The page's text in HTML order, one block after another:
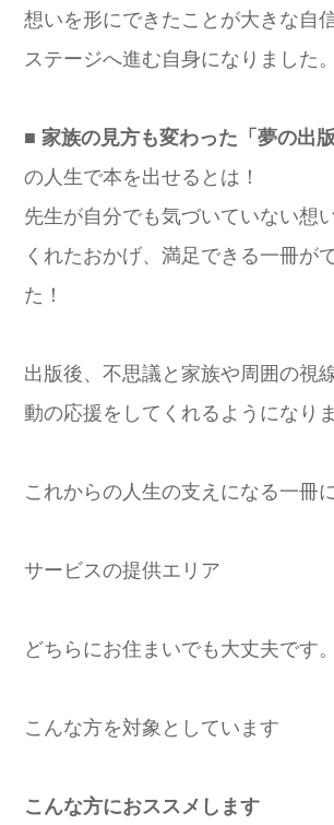
想いを形にできたことが大きな自
ステージへ進む自身になりました。
■ 家族の見方も変わった「夢の出版
の人生で本を出せるとは！
先生が自分でも気づいていない想
くれたおかげ、満足できる一冊が
た！
出版後、不思議と家族や周囲の視
動の応援をしてくれるようになりま
これからの人生の支えになる一冊
サービスの提供エリア
どちらにお住まいでも大丈夫です。
こんな方を対象としています
こんな方におススメします